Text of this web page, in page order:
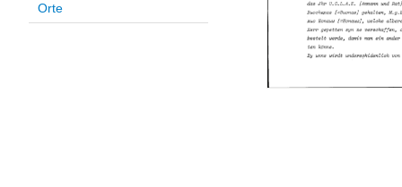
Orte